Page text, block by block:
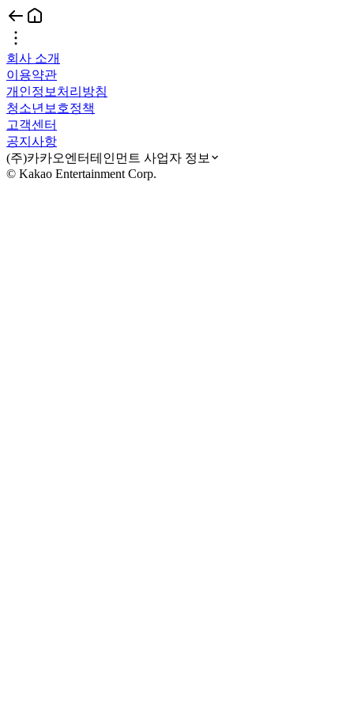
회사 소개
이용약관
개인정보처리방침
청소년보호정책
고객센터
공지사항
(주)카카오엔터테인먼트 사업자 정보
© Kakao Entertainment Corp.